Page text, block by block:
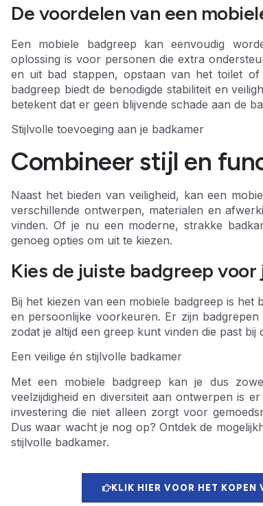
De voordelen van een
Een mobiele badgreep kan eenvoudig
oplossing is voor personen die extra
en uit bad stappen, opstaan van het toilet
badgreep biedt de benodigde stabiliteit en
betekent dat er geen blijvende schade aan de
Stijlvolle toevoeging aan je badkamer
Combineer stijl en
Naast het bieden van veiligheid, kan een
verschillende ontwerpen, materialen en
vinden. Of je nu een moderne, strakke
genoeg opties om uit te kiezen.
Kies de juiste badgreep
Bij het kiezen van een mobiele badgreep is
en persoonlijke voorkeuren. Er zijn
zodat je altijd een greep kunt vinden die past
Een veilige én stijlvolle badkamer
Met een mobiele badgreep kan je dus
veelzijdigheid en diversiteit aan ontwerpen is
investering die niet alleen zorgt voor
Dus waar wacht je nog op? Ontdek de
stijlvolle badkamer.
KLIK HIER VOOR HET KOPEN